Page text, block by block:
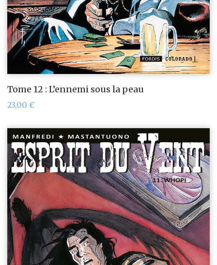
Tome 12 : L’ennemi sous la peau
23,00 €